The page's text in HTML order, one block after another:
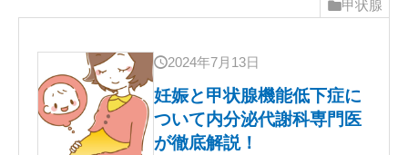
甲状腺
2024年7月13日
妊娠と甲状腺機能低下症に
ついて内分泌代謝科専門医
が徹底解説！